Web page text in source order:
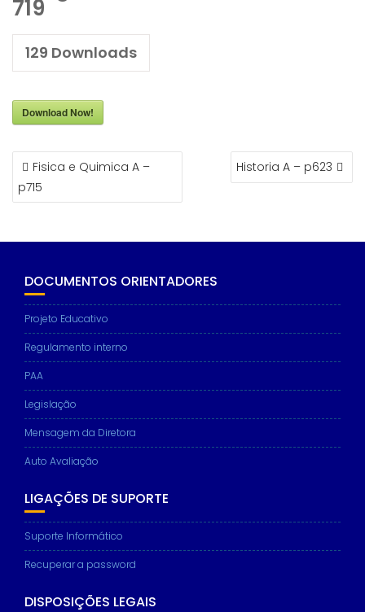
719
129 Downloads
Download Now!
NAVEGAÇÃO
DE
ARTIGOS
Fisica e Quimica A –
p715
Historia A – p623
DOCUMENTOS ORIENTADORES
Projeto Educativo
Regulamento interno
PAA
Legislação
Mensagem da Diretora
Auto Avaliação
LIGAÇÕES DE SUPORTE
Suporte Informático
Recuperar a password
DISPOSIÇÕES LEGAIS